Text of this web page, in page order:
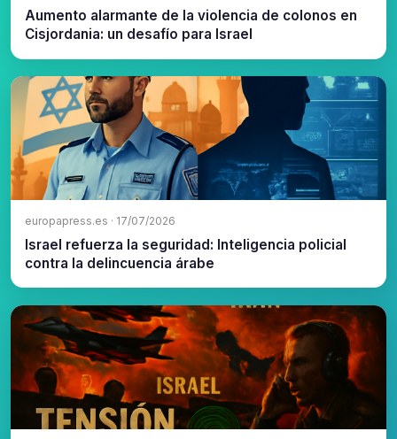
Aumento alarmante de la violencia de colonos en
Cisjordania: un desafío para Israel
europapress.es · 17/07/2026
Israel refuerza la seguridad: Inteligencia policial
contra la delincuencia árabe